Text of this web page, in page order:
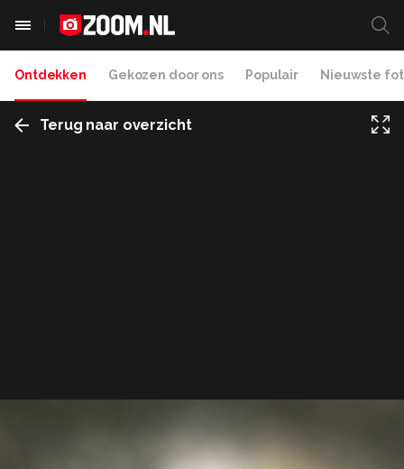
Ontdekken Gekozen door ons Populair Nieuwste
Terug naar overzicht